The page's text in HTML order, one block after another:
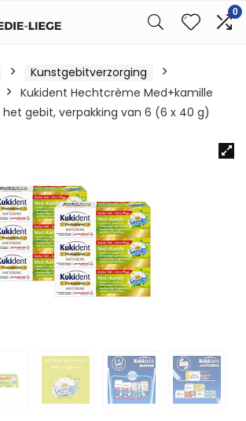
0
Kunstgebitverzorging
Kukident Hechtcrème Med+kamille
gebit, verpakking van 6 (6 x 40 g)